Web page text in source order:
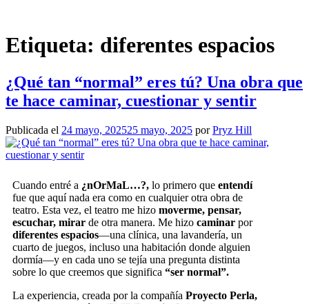
contenido
Etiqueta: diferentes espacios
¿Qué tan “normal” eres tú? Una obra que
te hace caminar, cuestionar y sentir
Publicada el 24 mayo, 202525 mayo, 2025 porPryz Hill
Cuando entré a ¿nOrMaL…?, lo primero que entendí
fue que aquí nada era como en cualquier otra obra de
teatro. Esta vez, el teatro me hizo moverme, pensar,
escuchar, mirar de otra manera. Me hizo caminar por
diferentes espacios—una clínica, una lavandería, un
cuarto de juegos, incluso una habitación donde alguien
dormía—y en cada uno se tejía una pregunta distinta
sobre lo que creemos que significa “ser normal”.
La experiencia, creada por la compañía Proyecto Perla,